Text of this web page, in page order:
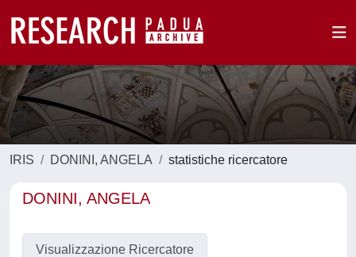
IRIS DONINI, ANGELA statistiche ricercatore
DONINI, ANGELA
Visualizzazione Ricercatore